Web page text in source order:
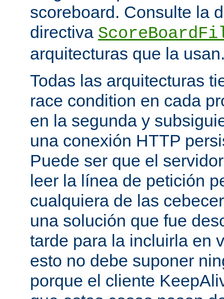
scoreboard. Consulte la
directiva
arquitecturas que la
Todas las arquitecturas
race condition en cada
en la segunda y
una conexión HTTP
Puede ser que el
leer la línea de petición
cualquiera de las
una solución que fue
tarde para la incluirla en
esto no debe suponer
porque el cliente